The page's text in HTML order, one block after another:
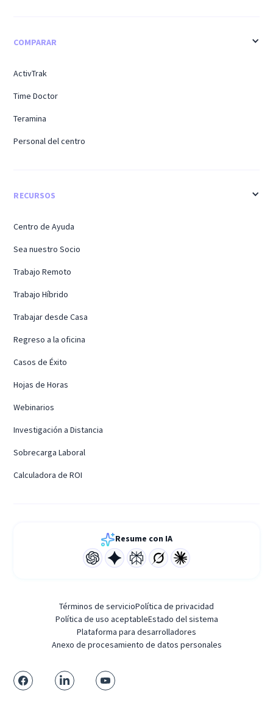
COMPARAR
ActivTrak
Time Doctor
Teramina
Personal del centro
RECURSOS
Centro de Ayuda
Sea nuestro Socio
Trabajo Remoto
Trabajo Híbrido
Trabajar desde Casa
Regreso a la oficina
Casos de Éxito
Hojas de Horas
Webinarios
Investigación a Distancia
Sobrecarga Laboral
Calculadora de ROI
Resume con IA
Términos de servicioPolítica de privacidad
Política de uso aceptableEstado del sistema
Plataforma para desarrolladores
Anexo de procesamiento de datos personales